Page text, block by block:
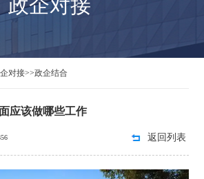
政企对接
对接>>政企结合
应该做哪些工作
返回列表